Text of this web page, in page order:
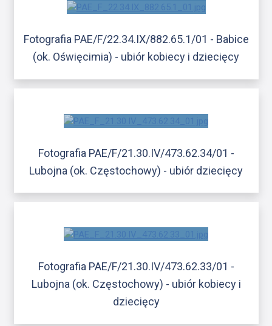
Fotografia PAE/F/22.34.IX/882.65.1/01 - Babice
(ok. Oświęcimia) - ubiór kobiecy i dziecięcy
Fotografia PAE/F/21.30.IV/473.62.34/01 -
Lubojna (ok. Częstochowy) - ubiór dziecięcy
Fotografia PAE/F/21.30.IV/473.62.33/01 -
Lubojna (ok. Częstochowy) - ubiór kobiecy i
dziecięcy